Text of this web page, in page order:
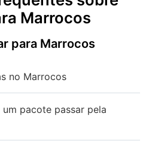
Marrocos
para Marrocos
no Marrocos
pacote passar pela